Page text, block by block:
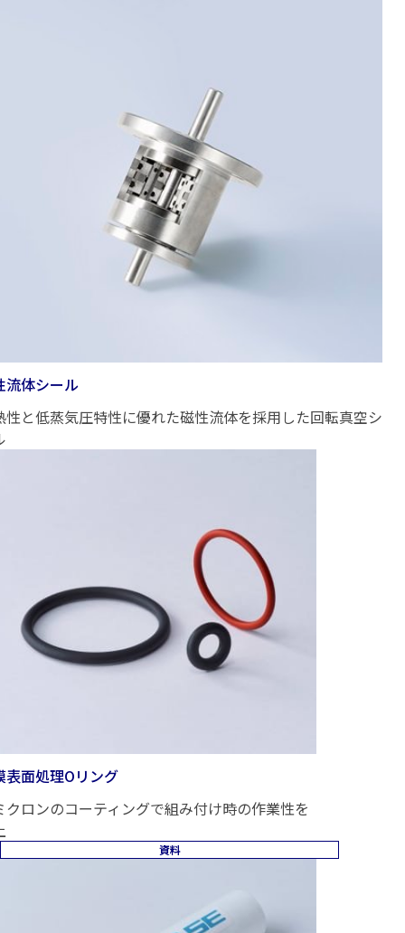
流体シール
性と低蒸気圧特性に優れた磁性流体を採用した回転真空シ
表面処理Oリング
クロンのコーティングで組み付け時の作業性を
資料